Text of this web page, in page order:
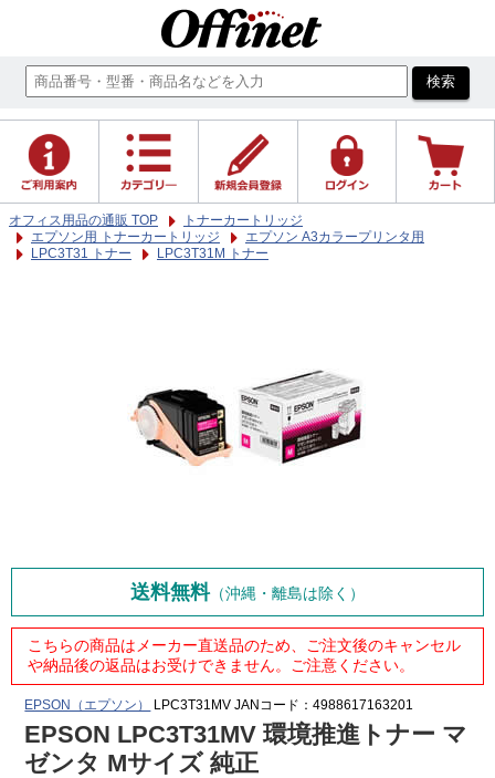
オフィス用品の通販 TOP
トナーカートリッジ
エプソン用 トナーカートリッジ
エプソン A3カラープリンタ用
LPC3T31 トナー
LPC3T31M トナー
送料無料（沖縄・離島は除く）
こちらの商品はメーカー直送品のため、ご注文後のキャンセル
や納品後の返品はお受けできません。ご注意ください。
EPSON（エプソン） LPC3T31MV JANコード：4988617163201
EPSON LPC3T31MV 環境推進トナー マ
ゼンタ Mサイズ 純正